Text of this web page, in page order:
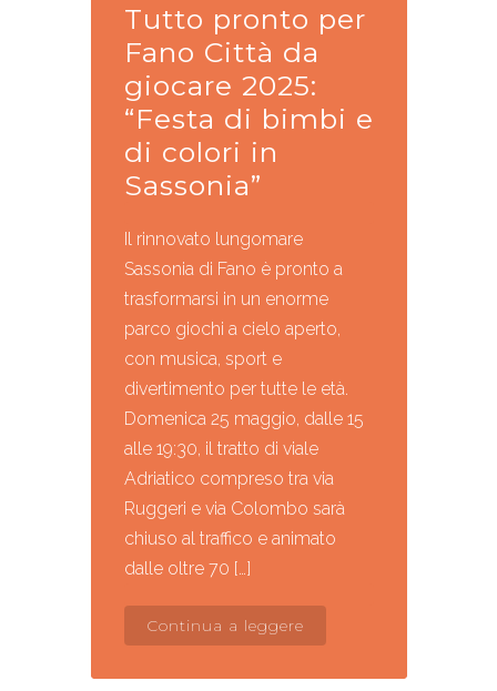
Tutto pronto per
Fano Città da
giocare 2025:
“Festa di bimbi e
di colori in
Sassonia”
Il rinnovato lungomare
Sassonia di Fano è pronto a
trasformarsi in un enorme
parco giochi a cielo aperto,
con musica, sport e
divertimento per tutte le età.
Domenica 25 maggio, dalle 15
alle 19:30, il tratto di viale
Adriatico compreso tra via
Ruggeri e via Colombo sarà
chiuso al traffico e animato
dalle oltre 70 […]
Continua a leggere